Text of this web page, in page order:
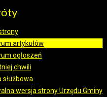
artykułów
ogłoszeń
chwili
służbowa
wersja strony Urzędu Gminy